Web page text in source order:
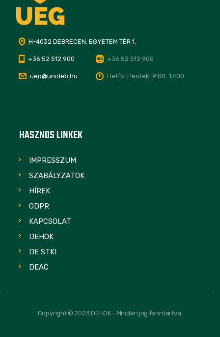
H-4032 DEBRECEN, EGYETEM TÉR 1.
+36 52 512 900 +36 52 512 900
ueg@unideb.hu Hétfő–Péntek: 9:00–17:00
HASZNOS LINKEK
IMPRESSZUM
SZABÁLYZATOK
HÍREK
GDPR
KAPCSOLAT
DEHÖK
DE STKI
DEAC
Copyright © 2023 DEHÖK - Minden jog fenntartva.